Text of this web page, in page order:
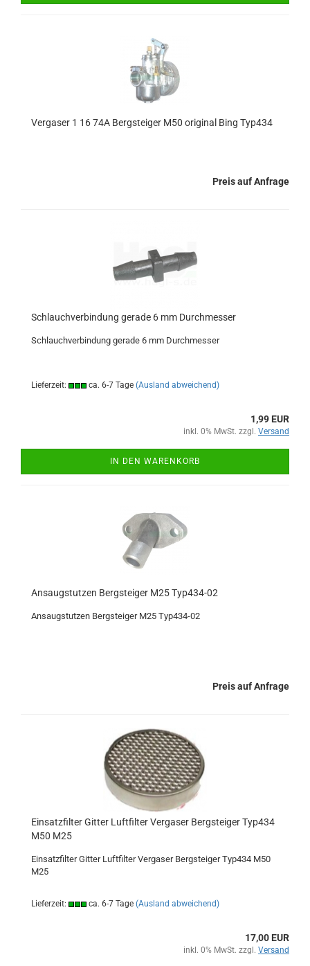
Vergaser 1 16 74A Bergsteiger M50 original Bing Typ434
Preis auf Anfrage
Schlauchverbindung gerade 6 mm Durchmesser
Schlauchverbindung gerade 6 mm Durchmesser
Lieferzeit: ca. 6-7 Tage (Ausland abweichend)
1,99 EUR
inkl. 0% MwSt. zzgl. Versand
IN DEN WARENKORB
Ansaugstutzen Bergsteiger M25 Typ434-02
Ansaugstutzen Bergsteiger M25 Typ434-02
Preis auf Anfrage
Einsatzfilter Gitter Luftfilter Vergaser Bergsteiger Typ434
M50 M25
Einsatzfilter Gitter Luftfilter Vergaser Bergsteiger Typ434 M50
M25
Lieferzeit: ca. 6-7 Tage (Ausland abweichend)
17,00 EUR
inkl. 0% MwSt. zzgl. Versand